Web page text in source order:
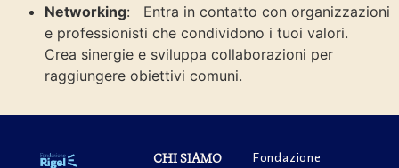
Networking: Entra in contatto con organizzazioni
e professionisti che condividono i tuoi valori.
Crea sinergie e sviluppa collaborazioni per
raggiungere obiettivi comuni.
CHI SIAMO
Fondazione